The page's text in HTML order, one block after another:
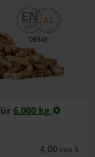
DE349
6.000 kg
4,00 von 5